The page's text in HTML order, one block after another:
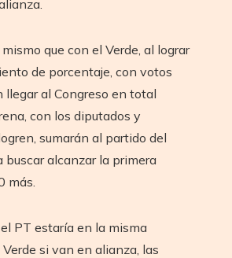
que con el Verde, al lograr
de porcentaje, con votos
llegar al Congreso en total
con los diputados y
sumarán al partido del
buscar alcanzar la primera
más.
PT estaría en la misma
si van en alianza, las